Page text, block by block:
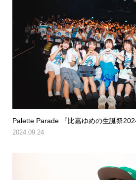
Palette Parade 『比嘉ゆめの生誕祭
2024.09.24